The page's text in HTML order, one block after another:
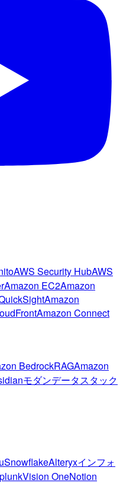
AWS Security HubAWS
Amazon EC2Amazon
Amazon
Amazon Connect
BedrockRAGAmazon
モダンデータスタック
SnowflakeAlteryxインフォ
Vision OneNotion